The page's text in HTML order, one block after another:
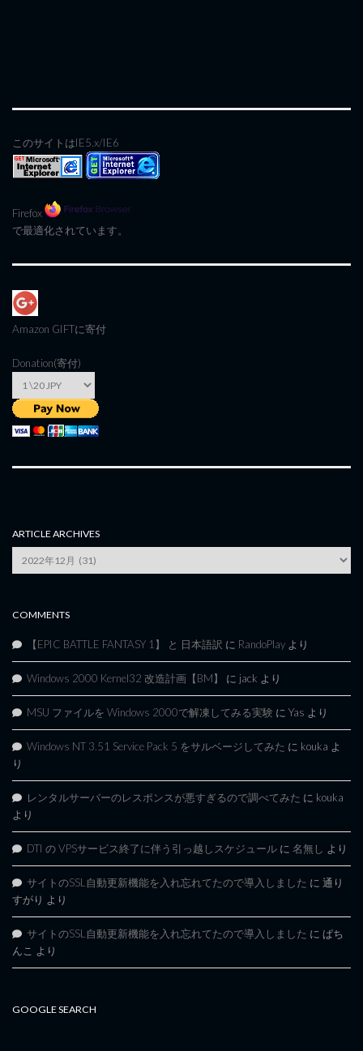
このサイトはIE5.x/IE6
Firefox
で最適化されています。
Amazon GIFTに寄付
Donation(寄付)
ARTICLE ARCHIVES
Archives
COMMENTS
【EPIC BATTLE FANTASY 1】 と 日本語訳 に RandoPlay より
Windows 2000 Kernel32 改造計画【BM】 に jack より
MSU ファイルを Windows 2000で解凍してみる実験 に Yas より
Windows NT 3.51 Service Pack 5 をサルベージしてみた に kouka よ
り
レンタルサーバーのレスポンスが悪すぎるので調べてみた に kouka
より
DTI の VPSサービス終了に伴う引っ越しスケジュール に 名無し より
サイトのSSL自動更新機能を入れ忘れてたので導入しました に 通り
すがり より
サイトのSSL自動更新機能を入れ忘れてたので導入しました に ぱち
んこ より
GOOGLE SEARCH